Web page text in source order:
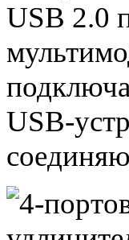
USB 2.0
USB-